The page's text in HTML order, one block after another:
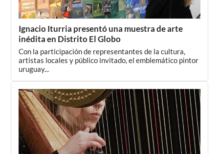
Ignacio Iturria presentó una muestra de arte
inédita en Distrito El Globo
Con la participación de representantes de la cultura,
artistas locales y público invitado, el emblemático pintor
uruguay...